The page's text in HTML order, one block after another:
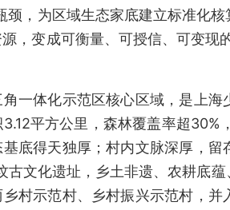
颈，为区域生态家底建立标准化
，变成可衡量、可授信、可变现
一体化示范区核心区域，是上
平方公里，森林覆盖率超
底得天独厚；村内文脉深厚，
古文化遗址，乡土非遗、农耕底
村示范村、乡村振兴示范村，